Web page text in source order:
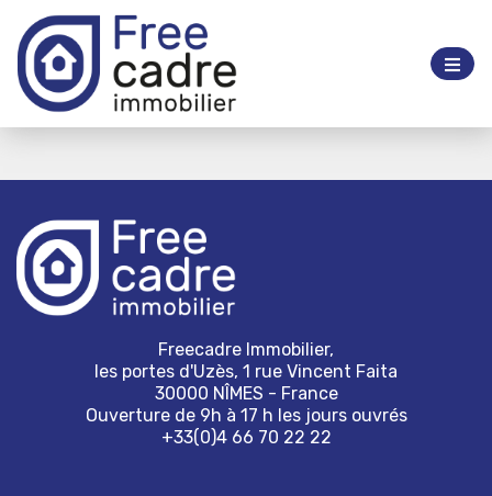
Freecadre Immobilier,
les portes d'Uzès, 1 rue Vincent Faita
30000 NÎMES - France
Ouverture de 9h à 17 h les jours ouvrés
+33(0)4 66 70 22 22